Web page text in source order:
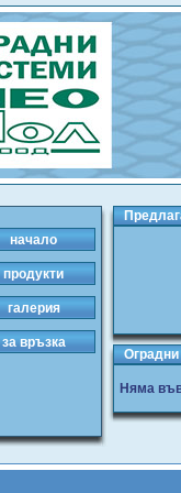
начало
продукти
галерия
за връзка
Оградни
Няма